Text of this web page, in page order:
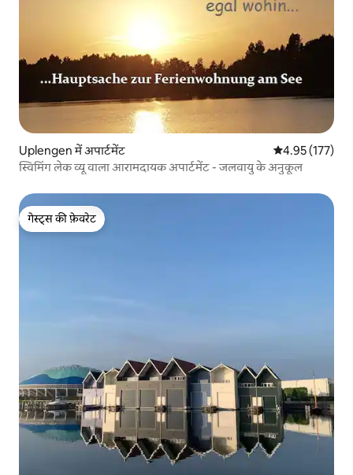
Uplengen में अपार्टमेंट औसत रेटिंग 5 में से
4.95 (177)
स्विमिंग लेक व्यू वाला आरामदायक अपार्टमेंट - जलवायु के अनुकूल
गेस्ट्स की फ़ेवरेट
गेस्ट्स की फ़ेवरेट